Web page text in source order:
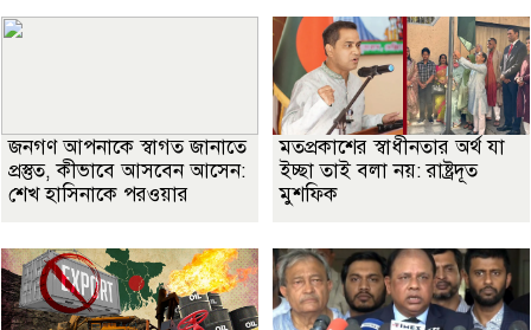
জনগণ আপনাকে স্বাগত জানাতে
প্রস্তুত, কীভাবে আসবেন আসেন:
শেখ হাসিনাকে পরওয়ার
মতপ্রকাশের স্বাধীনতার অর্থ যা
ইচ্ছা তাই বলা নয়: রাষ্ট্রদূত
মুশফিক